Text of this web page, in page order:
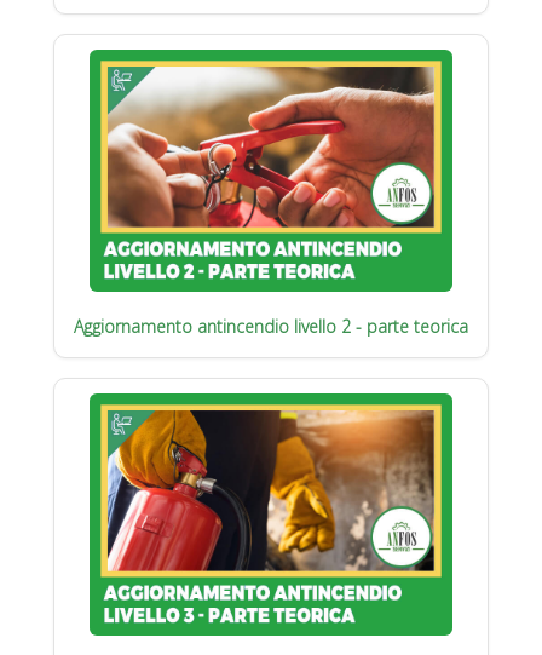
Aggiornamento antincendio livello 2 - parte teorica